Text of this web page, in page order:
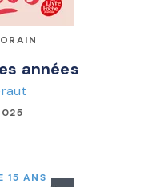
années
15 ANS